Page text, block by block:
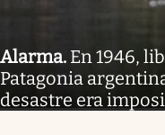
Alarma. En 1946,
Patagonia
desastre era